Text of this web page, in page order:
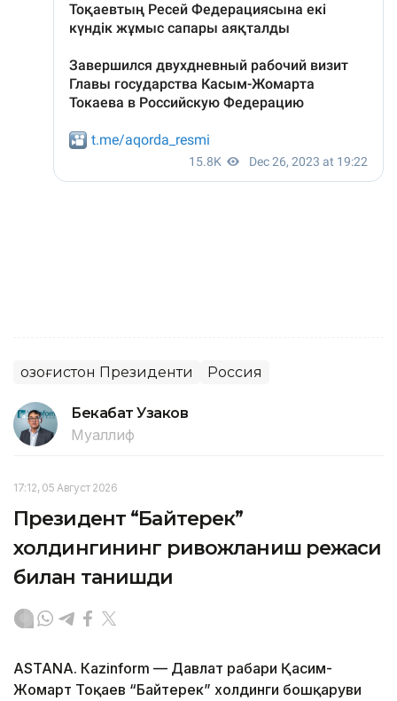
Қозоғистон Президенти Россия
Бекабат Узаков
Муаллиф
17:12, 05 Август 2026
Президент “Байтерек”
холдингининг ривожланиш режаси
билан танишди
ASTANА. Каzinform — Давлат раҳбари Қасим-
Жомарт Тоқаев “Байтерек” холдинги бошқаруви